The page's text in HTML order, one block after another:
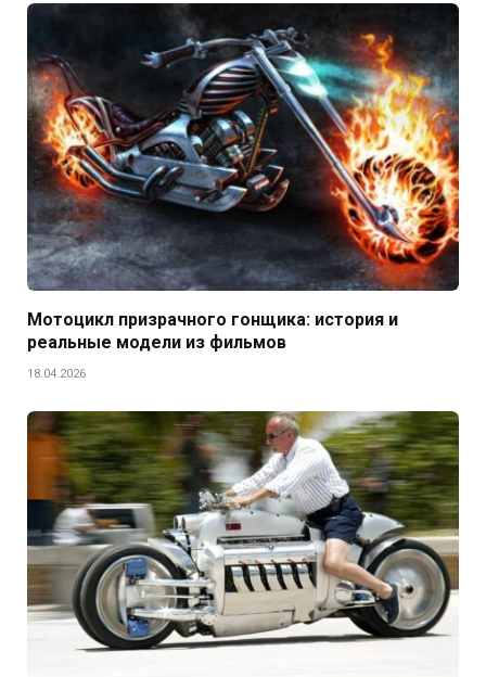
Мотоцикл призрачного гонщика: история и
реальные модели из фильмов
18.04.2026